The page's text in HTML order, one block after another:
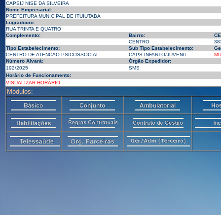
CAPSIJ NISE DA SILVEIRA
Nome Empresarial:
PREFEITURA MUNICIPAL DE ITUIUTABA
Logradouro:
RUA TRINTA E QUATRO
Complemento:
Bairro:
CENTRO
Tipo Estabelecimento:
Sub Tipo Estabelecimento:
CENTRO DE ATENCAO PSICOSSOCIAL
CAPS INFANTO/JUVENIL
Número Alvará:
Órgão Expedidor:
192/2025
SMS
Horário de Funcionamento:
VISUALIZAR HORÁRIO
Módulos: